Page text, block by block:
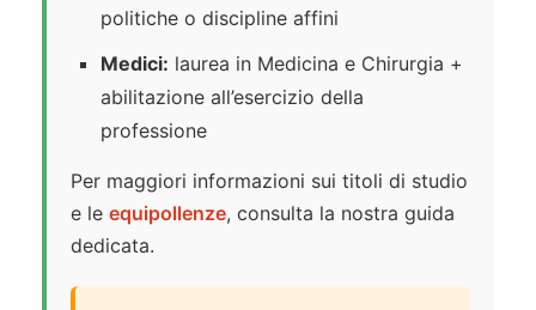
politiche o discipline affini
Medici: laurea in Medicina e Chirurgia +
abilitazione all’esercizio della
professione
Per maggiori informazioni sui titoli di studio
e le equipollenze, consulta la nostra guida
dedicata.